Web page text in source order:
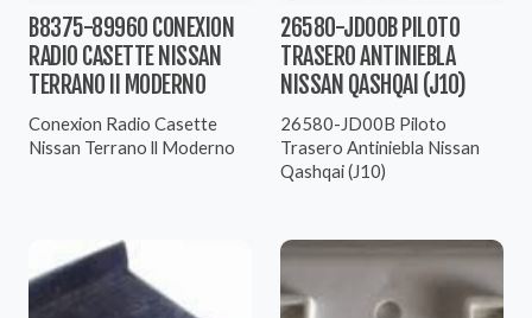
B8375-89960 CONEXION
RADIO CASETTE NISSAN
TERRANO II MODERNO
Conexion Radio Casette
Nissan Terrano ll Moderno
26580-JD00B PILOTO
TRASERO ANTINIEBLA
NISSAN QASHQAI (J10)
26580-JD00B Piloto
Trasero Antiniebla Nissan
Qashqai (J10)